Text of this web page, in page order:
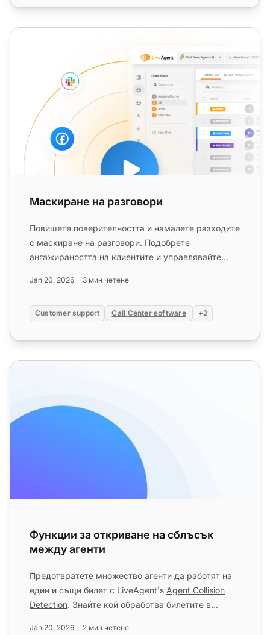
Маскиране на разговори
Маскиране на разговори
Повишете поверителността и намалете разходите
с маскиране на разговори. Подобрете
ангажираността на клиентите и управлявайте
Jan 20, 2026 3 мин четене
Customer support Call Center software +2
Функции за откриване на сблъсък между агенти
Функции за откриване на сблъсък
между агенти
Предотвратете множество агенти да работят на
един и същи билет с LiveAgent's Agent Collision
Detection. Знайте кой обработва билетите в
Jan 20, 2026 2 мин четене